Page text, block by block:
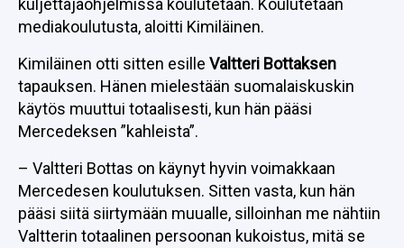
kuljettajaohjelmissa koulutetaan. Koulutetaan
mediakoulutusta, aloitti Kimiläinen.
Kimiläinen otti sitten esille Valtteri Bottaksen
tapauksen. Hänen mielestään suomalaiskuskin
käytös muuttui totaalisesti, kun hän pääsi
Mercedeksen ”kahleista”.
– Valtteri Bottas on käynyt hyvin voimakkaan
Mercedesen koulutuksen. Sitten vasta, kun hän
pääsi siitä siirtymään muualle, silloinhan me nähtiin
Valtterin totaalinen persoonan kukoistus, mitä se